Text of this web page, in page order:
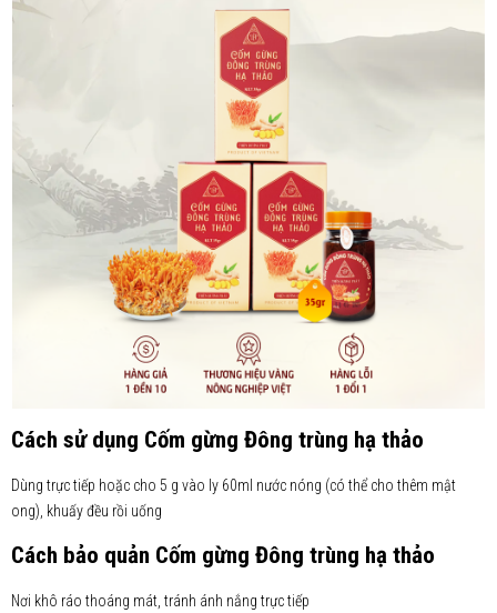
Cách sử dụng Cốm gừng Đông trùng hạ thảo
Dùng trực tiếp hoặc cho 5 g vào ly 60ml nước nóng (có thể cho thêm mật
ong), khuấy đều rồi uống
Cách bảo quản Cốm gừng Đông trùng hạ thảo
Nơi khô ráo thoáng mát, tránh ánh nắng trực tiếp